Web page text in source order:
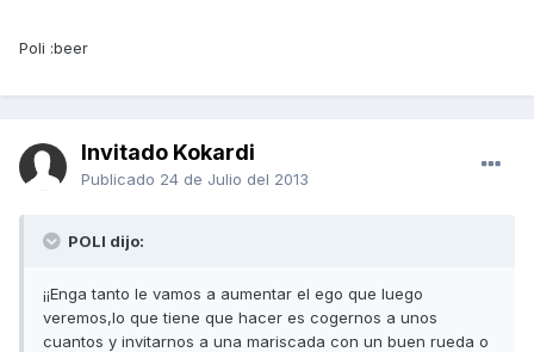
Poli :beer
Invitado Kokardi
Publicado 24 de Julio del 2013
POLI dijo:
¡¡Enga tanto le vamos a aumentar el ego que luego
veremos,lo que tiene que hacer es cogernos a unos
cuantos y invitarnos a una mariscada con un buen rueda o